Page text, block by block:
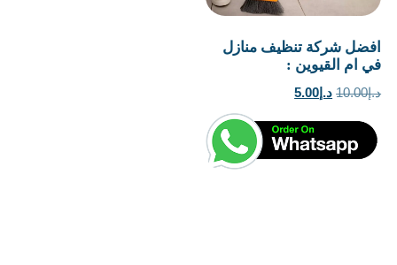
افضل شركة تنظيف منازل
في ام القيوين :
د.إ10.00 السعر
هو:
د.إ10.00.
د.إ5.00السعر
هو:
د.إ5.00.